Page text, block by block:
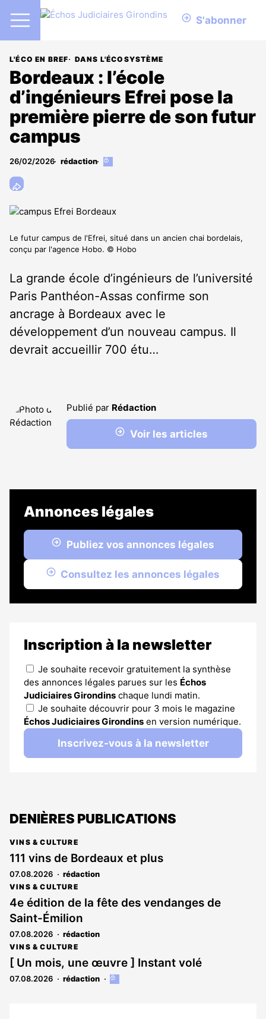
S'abonner
L'ÉCO EN BREF DANS L'ÉCOSYSTÈME
Bordeaux : l’école
d’ingénieurs Efrei pose la
première pierre de son futur
campus
26/02/2026 rédaction
Cet
aux
abonnés
Le futur campus de l'Efrei, situé dans un ancien chai bordelais,
conçu par l'agence Hobo. © Hobo
La grande école d’ingénieurs de l’université
Paris Panthéon-Assas confirme son
ancrage à Bordeaux avec le
développement d’un nouveau campus. Il
devrait accueillir 700 étu…
Publié par Rédaction
Voir les articles
Annonces légales
Publiez vos annonces légales
Consultez les annonces légales
Inscription à la newsletter
Je souhaite recevoir gratuitement la synthèse
des annonces légales parues sur les Échos
Judiciaires Girondins chaque lundi matin.
Je souhaite découvrir pour 3 mois le magazine
Échos Judiciaires Girondins en version numérique.
Inscrivez-vous à la newsletter
DENIÈRES PUBLICATIONS
VINS & CULTURE
111 vins de Bordeaux et plus
07.08.2026 rédaction
VINS & CULTURE
4e édition de la fête des vendanges de
Saint-Émilion
07.08.2026 rédaction
VINS & CULTURE
[ Un mois, une œuvre ] Instant volé
07.08.2026 rédaction
Cet